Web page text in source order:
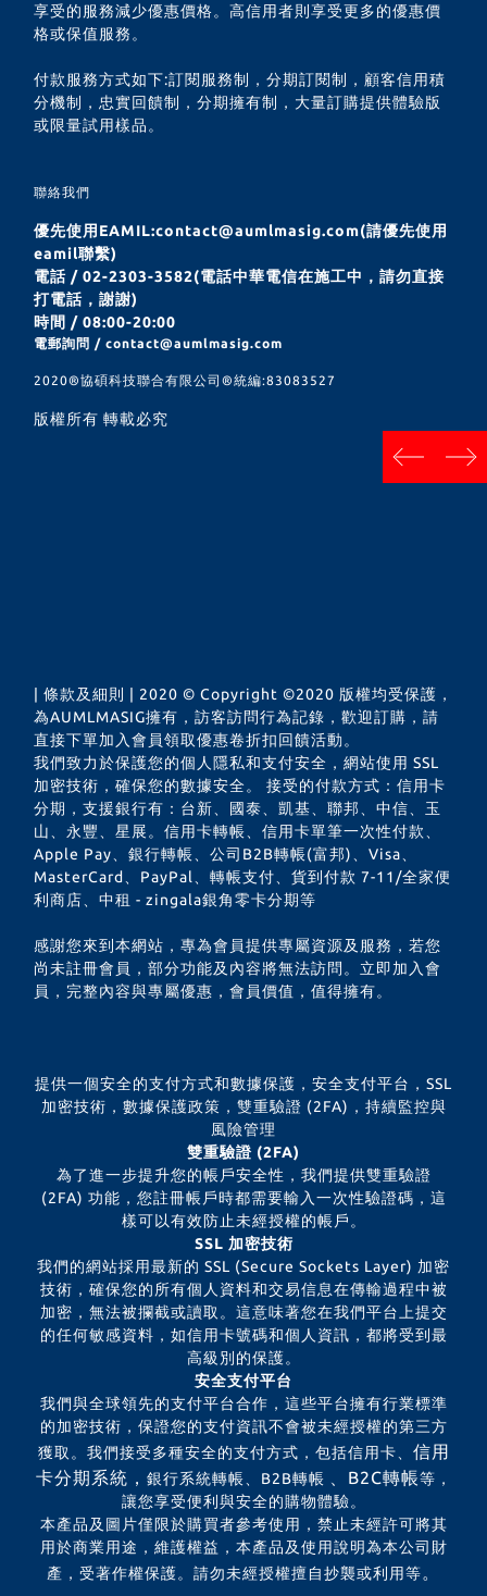
享受的服務減少優惠價格。高信用者則享受更多的優惠價
格或保值服務。
付款服務方式如下:訂閱服務制，分期訂閱制，顧客信用積
分機制，忠實回饋制，分期擁有制，大量訂購提供體驗版
或限量試用樣品。
聯絡我們
優先使用EAMIL:contact@aumlmasig.com(請優先使用
eamil聯繫)
電話 / 02-2303-3582(電話中華電信在施工中，請勿直接
打電話，謝謝)
時間 / 08:00-20:00
電郵詢問 / contact@aumlmasig.com
2020®︎協碩科技聯合有限公司®︎統編:83083527
版權所有 轉載必究
prev next
| 條款及細則 | 2020 © Copyright ©2020 版權均受保護，
為AUMLMASIG擁有，訪客訪問行為記錄，歡迎訂購，請
直接下單加入會員領取優惠卷折扣回饋活動。
我們致力於保護您的個人隱私和支付安全，網站使用 SSL
加密技術，確保您的數據安全。 接受的付款方式：信用卡
分期，支援銀行有：台新、國泰、凱基、聯邦、中信、玉
山、永豐、星展。信用卡轉帳、信用卡單筆一次性付款、
Apple Pay、銀行轉帳、公司B2B轉帳(富邦)、Visa、
MasterCard、PayPal、轉帳支付、貨到付款 7-11/全家便
利商店、中租 - zingala銀角零卡分期等
感謝您來到本網站，專為會員提供專屬資源及服務，若您
尚未註冊會員，部分功能及內容將無法訪問。立即加入會
員，完整內容與專屬優惠，會員價值，值得擁有。
提供一個安全的支付方式和數據保護，安全支付平台，SSL
加密技術，數據保護政策，雙重驗證 (2FA)，持續監控與
風險管理
雙重驗證 (2FA)
為了進一步提升您的帳戶安全性，我們提供雙重驗證
(2FA) 功能，您註冊帳戶時都需要輸入一次性驗證碼，這
樣可以有效防止未經授權的帳戶。
SSL 加密技術
我們的網站採用最新的 SSL (Secure Sockets Layer) 加密
技術，確保您的所有個人資料和交易信息在傳輸過程中被
加密，無法被攔截或讀取。這意味著您在我們平台上提交
的任何敏感資料，如信用卡號碼和個人資訊，都將受到最
高級別的保護。
安全支付平台
我們與全球領先的支付平台合作，這些平台擁有行業標準
的加密技術，保證您的支付資訊不會被未經授權的第三方
獲取。我們接受多種安全的支付方式，包括信用卡、 信用
卡分期系統， 銀行系統轉帳、B2B轉帳 、B2C轉帳等，
讓您享受便利與安全的購物體驗。
本產品及圖片僅限於購買者參考使用，禁止未經許可將其
用於商業用途，維護權益，本產品及使用說明為本公司財
產，受著作權保護。請勿未經授權擅自抄襲或利用等。